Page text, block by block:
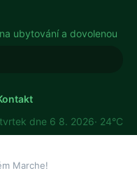
ubytování a dovolenou
dne 6 8. 2026· 24°C
Marche!